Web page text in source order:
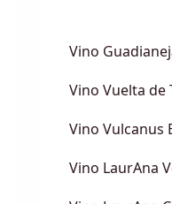
Vino
Vino Vuelta de
Vino Vulcanus
Vino LaurAna